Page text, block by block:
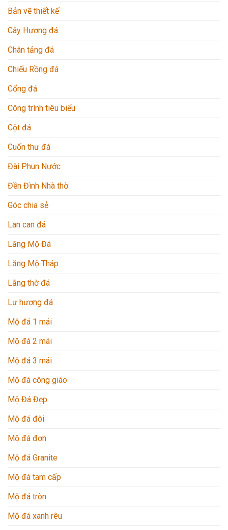
Bản vẽ thiết kế
Cây Hương đá
Chân tảng đá
Chiếu Rồng đá
Cổng đá
Công trình tiêu biểu
Cột đá
Cuốn thư đá
Đài Phun Nước
Đền Đình Nhà thờ
Góc chia sẻ
Lan can đá
Lăng Mộ Đá
Lăng Mộ Tháp
Lăng thờ đá
Lư hương đá
Mộ đá 1 mái
Mộ đá 2 mái
Mộ đá 3 mái
Mộ đá công giáo
Mộ Đá Đẹp
Mộ đá đôi
Mộ đá đơn
Mộ đá Granite
Mộ đá tam cấp
Mộ đá tròn
Mộ đá xanh rêu